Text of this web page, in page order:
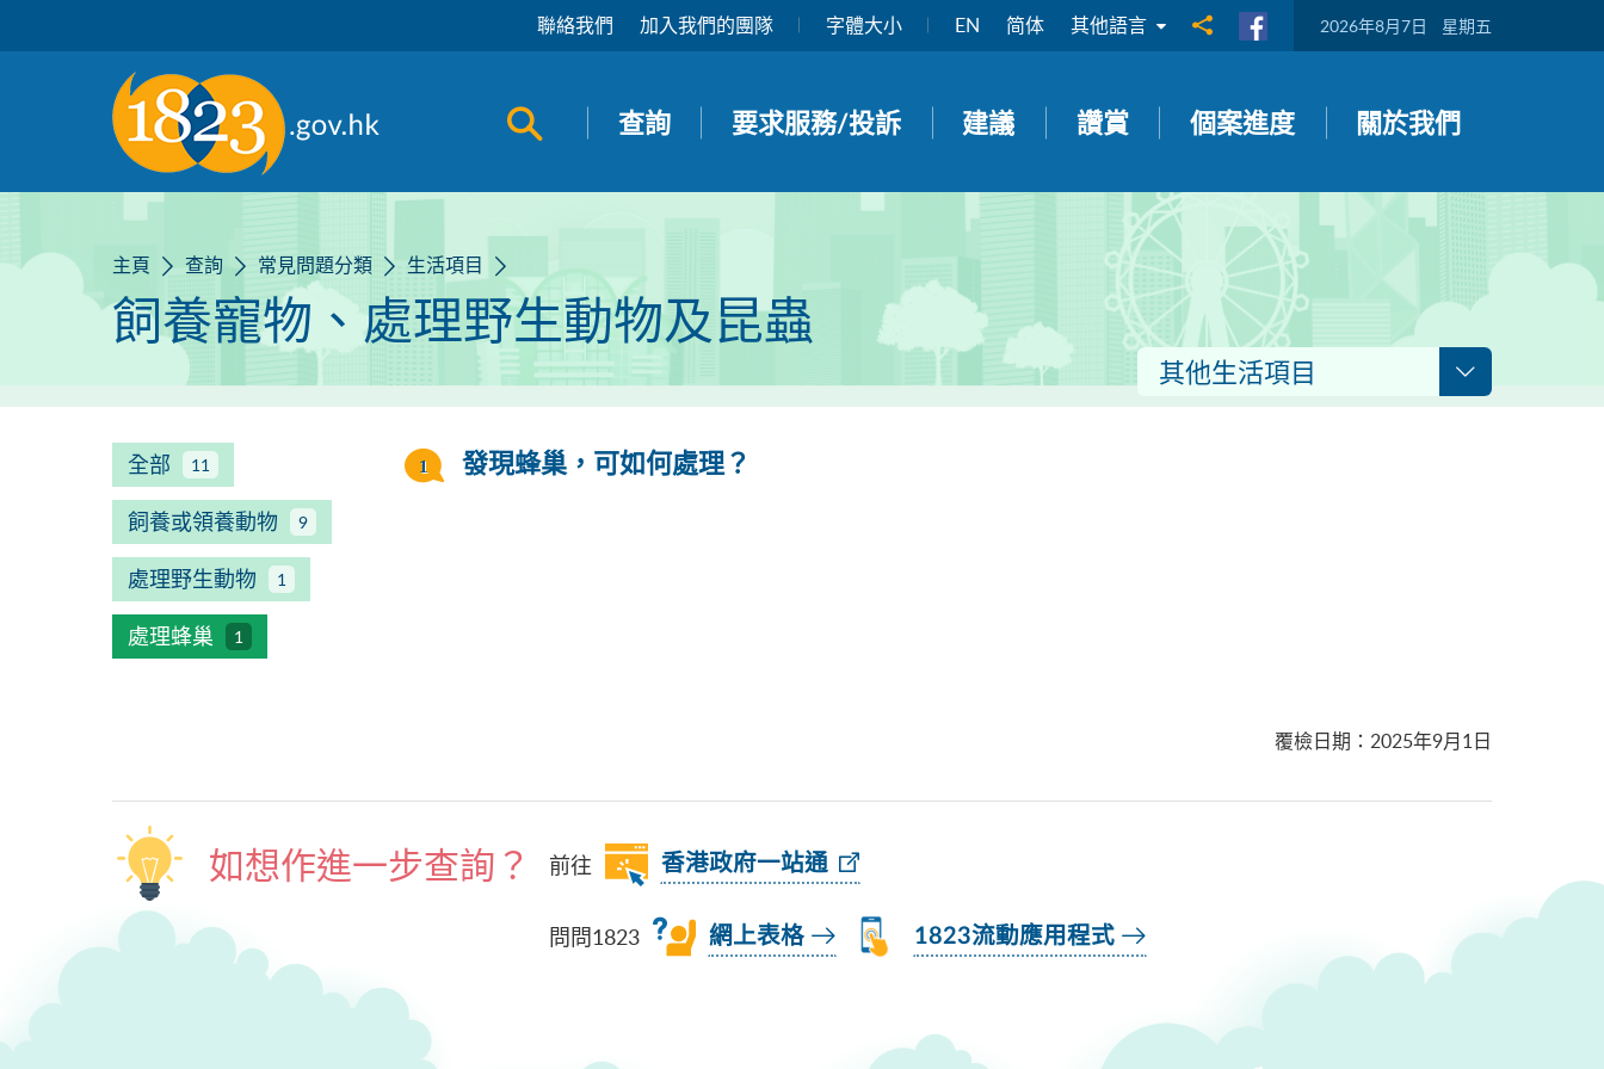
聯絡我們 加入我們的團隊 字體大小 EN 简体 其他語言 分享到 2026年8月7日 星期五
開啟搜尋面板
查詢 要求服務/投訴 建議 讚賞 個案進度 關於我們
主頁 查詢 常見問題分類 生活項目
飼養寵物、處理野生動物及昆蟲
其他生活項目
全部 11
飼養或領養動物 9
處理野生動物 1
處理蜂巢 1
發現蜂巢，可如何處理？
覆檢日期 ： 2025年9月1日
如想作進一步查詢？ 前往 香港政府一站通
問問1823 網上表格 1823流動應用程式